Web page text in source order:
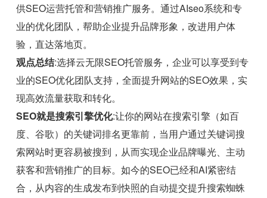
供SEO运营托管和营销推广服务。通过AIseo系统和专
业的优化团队，帮助企业提升品牌形象，改进用户体
验，直达落地页。
观点总结:选择云无限SEO托管服务，企业可以享受到专
业的SEO优化团队支持，全面提升网站的SEO效果，实
现高效流量获取和转化。
SEO就是搜索引擎优化:让你的网站在搜索引擎（如百
度、谷歌）的关键词排名更靠前，当用户通过关键词搜
索网站时更容易被搜到，从而实现企业品牌曝光、主动
获客和营销推广的目标。如今的SEO已经和AI紧密结
合，从内容的生成发布到快照的自动提交提升搜索蜘蛛